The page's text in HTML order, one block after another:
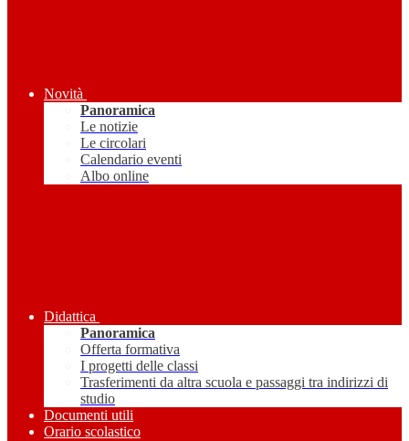
Novità
Panoramica
Le notizie
Le circolari
Calendario eventi
Albo online
Didattica
Panoramica
Offerta formativa
I progetti delle classi
Trasferimenti da altra scuola e passaggi tra indirizzi di
studio
Documenti utili
Orario scolastico